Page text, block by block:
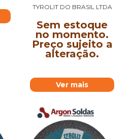
TYROLIT DO BRASIL LTDA
Sem estoque
no momento.
Preço sujeito a
alteração.
Ver mais